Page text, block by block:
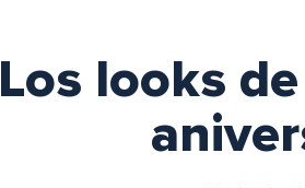
Los looks